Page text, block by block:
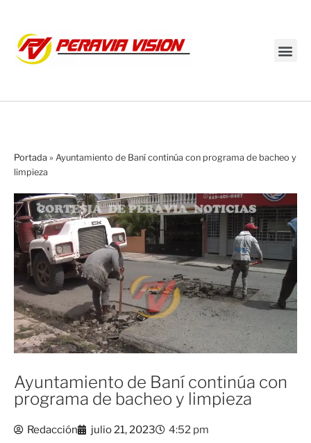
Portada » Ayuntamiento de Baní continúa con programa de bacheo y
limpieza
Ayuntamiento de Baní continúa con
programa de bacheo y limpieza
Redacción julio 21, 2023 4:52 pm